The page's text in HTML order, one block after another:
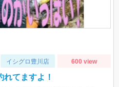
イシグロ豊川店 600 view
てますよ！